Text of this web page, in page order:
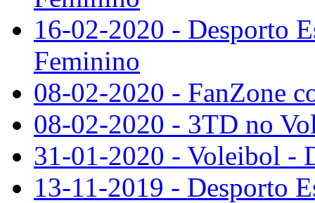
16-02-2020 - Desporto
Feminino
08-02-2020 - FanZone
08-02-2020 - 3TD no
31-01-2020 - Voleibol -
13-11-2019 - Desporto